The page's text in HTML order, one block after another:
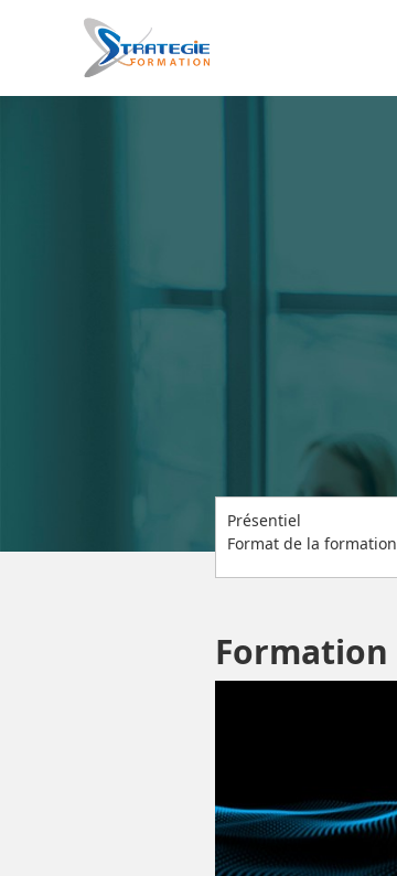
Présentiel
Format de la formation
Formation